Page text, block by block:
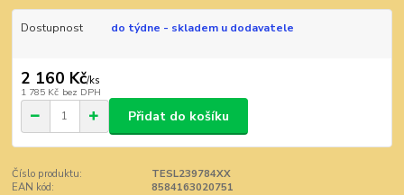
Dostupnost do týdne - skladem u dodavatele
2 160 Kč/ks
1 785 Kč bez DPH
Přidat do košíku
Číslo produktu:
TESL239784XX
EAN kód:
8584163020751